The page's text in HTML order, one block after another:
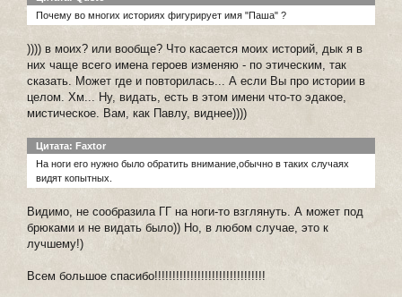
Почему во многих историях фигурирует имя "Паша" ?
)))) в моих? или вообще? Что касается моих историй, дык я в
них чаще всего имена героев изменяю - по этическим, так
сказать. Может где и повторилась... А если Вы про истории в
целом. Хм... Ну, видать, есть в этом имени что-то эдакое,
мистическое. Вам, как Павлу, виднее))))
Цитата: Faxtor
На ноги его нужно было обратить внимание,обычно в таких случаях
видят копытных.
Видимо, не сообразила ГГ на ноги-то взглянуть. А может под
брюками и не видать было)) Но, в любом случае, это к
лучшему!)
Всем большое спасибо!!!!!!!!!!!!!!!!!!!!!!!!!!!!!!!